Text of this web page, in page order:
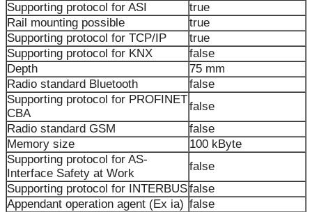
Supporting protocol for ASI
true
Rail mounting possible
true
Supporting protocol for TCP/IP
true
Supporting protocol for KNX
false
Depth
75 mm
Radio standard Bluetooth
false
Supporting protocol for PROFINET
CBA
false
Radio standard GSM
false
Memory size
100 kByte
Supporting protocol for AS-
Interface Safety at Work
false
Supporting protocol for INTERBUSfalse
Appendant operation agent (Ex ia) false